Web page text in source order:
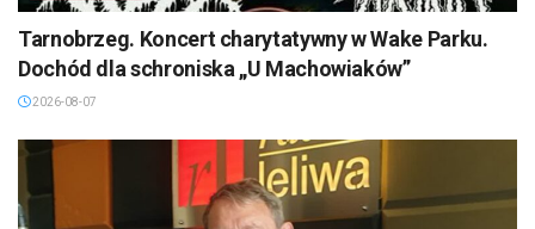
Tarnobrzeg. Koncert charytatywny w Wake Parku.
Dochód dla schroniska „U Machowiaków”
2026-08-07